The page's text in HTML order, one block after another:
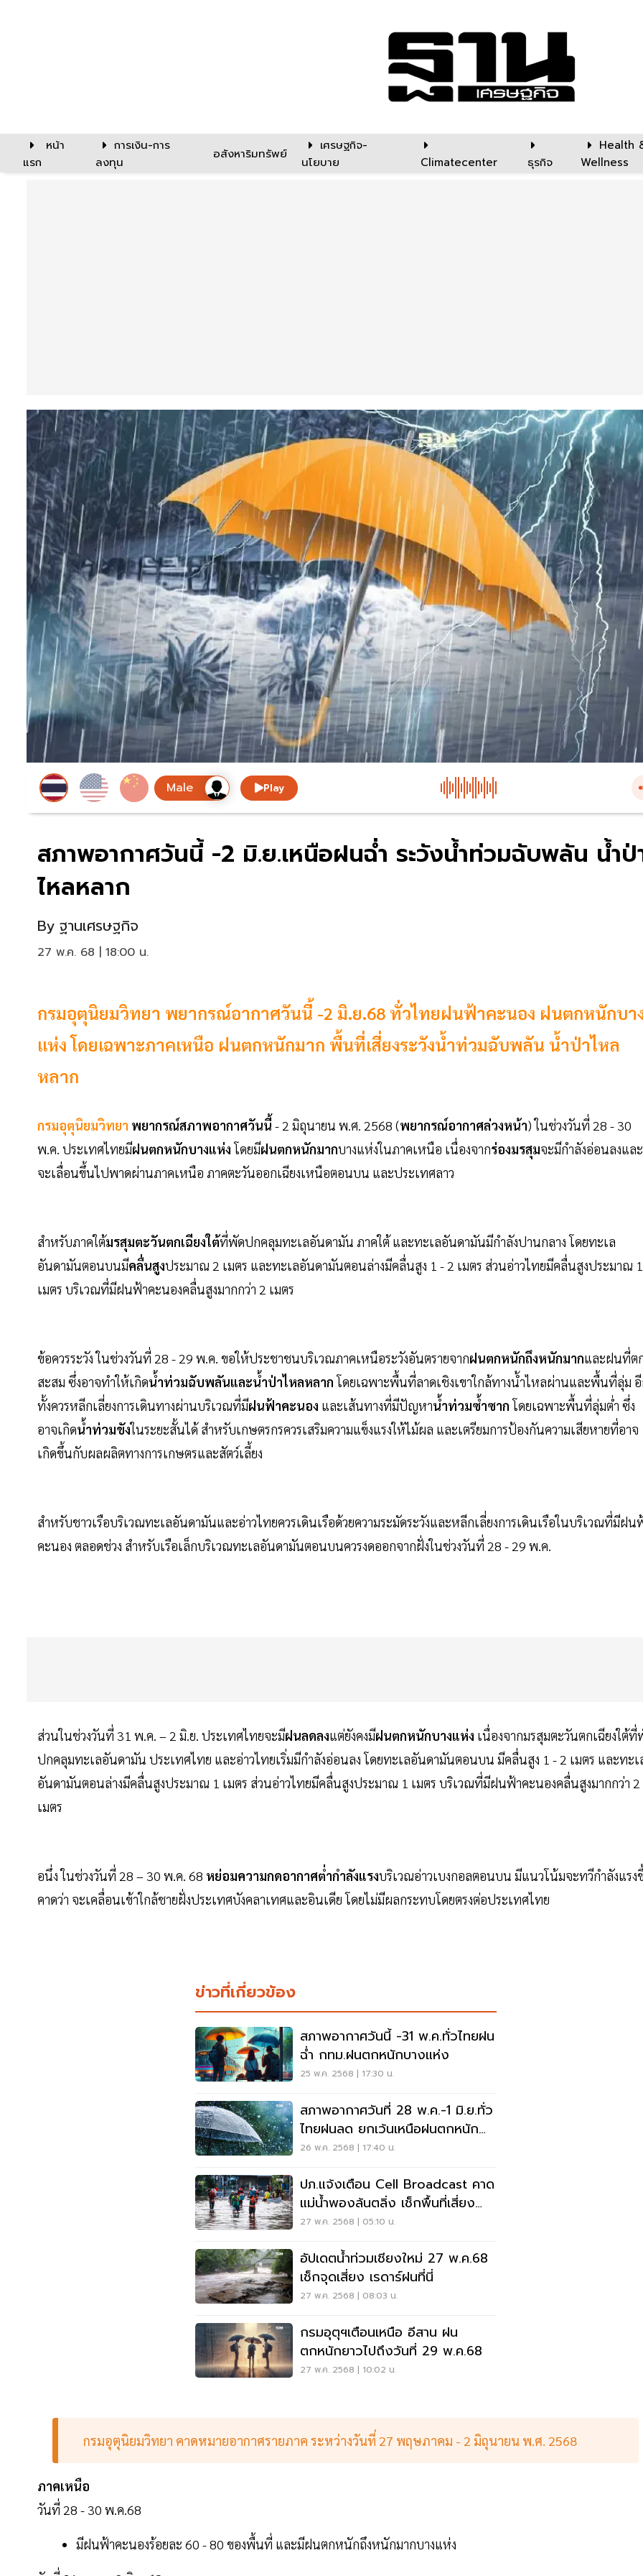
หน้า
แรก
การเงิน-การ
ลงทุน
อสังหาริมทรัพย์
เศรษฐกิจ-
นโยบาย
Climatecenter ธุรกิจ
Health
Wellness
Play
สภาพอากาศวันนี้ -2 มิ.ย.เหนือฝนฉ่ำ ระวังน้ำท่วมฉับพลัน น้ำป่
ไหลหลาก
By ฐานเศรษฐกิจ
27 พ.ค. 68 | 18:00 น.
กรมอุตุนิยมวิทยา พยากรณ์อากาศวันนี้ -2 มิ.ย.68 ทั่วไทยฝนฟ้าคะนอง ฝนตกหนักบา
แห่ง โดยเฉพาะภาคเหนือ ฝนตกหนักมาก พื้นที่เสี่ยงระวังน้ำท่วมฉับพลัน น้ำป่าไหล
หลาก
กรมอุตุนิยมวิทยา พยากรณ์สภาพอากาศวันนี้ - 2 มิถุนายน พ.ศ. 2568 (พยากรณ์อากาศล่วงหน้า) ในช่วงวันที่ 28 - 30
พ.ค. ประเทศไทยมีฝนตกหนักบางแห่งโดยมีฝนตกหนักมากบางแห่งในภาคเหนือ เนื่องจากร่องมรสุมจะมีกำลังอ่อนลงและ
จะเลื่อนขึ้นไปพาดผ่านภาคเหนือ ภาคตะวันออกเฉียงเหนือตอนบน และประเทศลาว
สำหรับภาคใต้มรสุมตะวันตกเฉียงใต้ที่พัดปกคลุมทะเลอันดามัน ภาคใต้ และทะเลอันดามันมีกำลังปานกลาง โดยทะเล
อันดามันตอนบนมีคลื่นสูงประมาณ 2 เมตร และทะเลอันดามันตอนล่างมีคลื่นสูง 1 - 2 เมตร ส่วนอ่าวไทยมีคลื่นสูงประมาณ 1
เมตร บริเวณที่มีฝนฟ้าคะนองคลื่นสูงมากกว่า 2 เมตร
ข้อควรระวัง ในช่วงวันที่ 28 - 29 พ.ค. ขอให้ประชาชนบริเวณภาคเหนือระวังอันตรายจากฝนตกหนักถึงหนักมากและฝนที่ต
สะสม ซึ่งอาจทำให้เกิดน้ำท่วมฉับพลันและน้ำป่าไหลหลากโดยเฉพาะพื้นที่ลาดเชิงเขาใกล้ทางน้ำไหลผ่านและพื้นที่ลุ่ม
ทั้งควรหลีกเลี่ยงการเดินทางผ่านบริเวณที่มีฝนฟ้าคะนอง และเส้นทางที่มีปัญหาน้ำท่วมซ้ำซากโดยเฉพาะพื้นที่ลุ่มต่ำ ซึ่ง
อาจเกิดน้ำท่วมขังในระยะสั้นได้ สำหรับเกษตรกรควรเสริมความแข็งแรงให้ไม้ผล และเตรียมการป้องกันความเสียหายที่อาจ
เกิดขึ้นกับผลผลิตทางการเกษตรและสัตว์เลี้ยง
สำหรับชาวเรือบริเวณทะเลอันดามันและอ่าวไทยควรเดินเรือด้วยความระมัดระวังและหลีกเลี่ยงการเดินเรือในบริเวณที่มีฝน
คะนอง ตลอดช่วง สำหรับเรือเล็กบริเวณทะเลอันดามันตอนบนควรงดออกจากฝั่งในช่วงวันที่ 28 - 29 พ.ค.
ส่วนในช่วงวันที่ 31 พ.ค. – 2 มิ.ย. ประเทศไทยจะมีฝนลดลงแต่ยังคงมีฝนตกหนักบางแห่ง เนื่องจากมรสุมตะวันตกเฉียงใต้
ปกคลุมทะเลอันดามัน ประเทศไทย และอ่าวไทยเริ่มมีกำลังอ่อนลง โดยทะเลอันดามันตอนบน มีคลื่นสูง 1 - 2 เมตร และทะเ
อันดามันตอนล่างมีคลื่นสูงประมาณ 1 เมตร ส่วนอ่าวไทยมีคลื่นสูงประมาณ 1 เมตร บริเวณที่มีฝนฟ้าคะนองคลื่นสูงมากกว่า 2
เมตร
อนึ่ง ในช่วงวันที่ 28 – 30 พ.ค. 68 หย่อมความกดอากาศต่ำกำลังแรงบริเวณอ่าวเบงกอลตอนบน มีแนวโน้มจะทวีกำลังแรง
คาดว่า จะเคลื่อนเข้าใกล้ชายฝั่งประเทศบังคลาเทศและอินเดีย โดยไม่มีผลกระทบโดยตรงต่อประเทศไทย
ข่าวที่เกี่ยวข้อง
สภาพอากาศวันนี้ -31 พ.ค.ทั่วไทยฝน
ฉ่ำ กทม.ฝนตกหนักบางแห่ง
25 พ.ค. 2568 | 17:30 น.
สภาพอากาศวันที่ 28 พ.ค.-1 มิ.ย.ทั่ว
ไทยฝนลด ยกเว้นเหนือฝนตกหนัก
มาก
26 พ.ค. 2568 | 17:40 น.
ปภ.แจ้งเตือน Cell Broadcast คาด
แม่น้ำพองล้นตลิ่ง เช็กพื้นที่เสี่ยง
ด่วน
27 พ.ค. 2568 | 05:10 น.
อัปเดตน้ำท่วมเชียงใหม่ 27 พ.ค.68
เช็กจุดเสี่ยง เรดาร์ฝนที่นี่
27 พ.ค. 2568 | 08:03 น.
กรมอุตุฯเตือนเหนือ อีสาน ฝน
ตกหนักยาวไปถึงวันที่ 29 พ.ค.68
27 พ.ค. 2568 | 10:02 น.
กรมอุตุนิยมวิทยา คาดหมายอากาศรายภาค ระหว่างวันที่ 27 พฤษภาคม - 2 มิถุนายน พ.ศ. 2568
ภาคเหนือ
วันที่ 28 - 30 พ.ค.68
มีฝนฟ้าคะนองร้อยละ 60 - 80 ของพื้นที่ และมีฝนตกหนักถึงหนักมากบางแห่ง